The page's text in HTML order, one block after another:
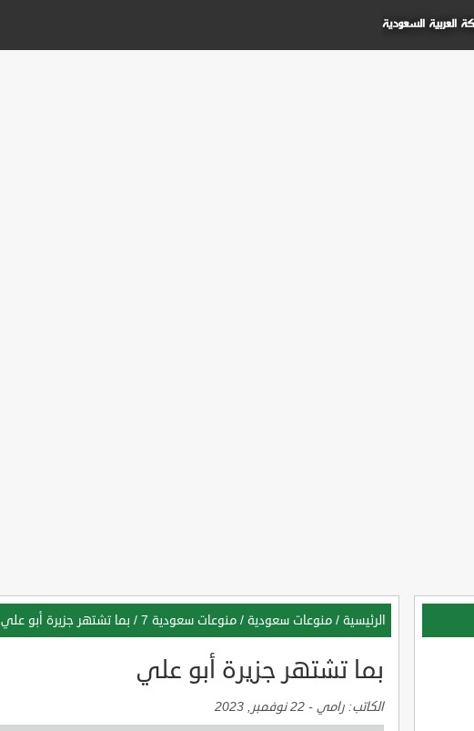
الرئيسية / منوعات سعودية / منوعات سعودية 7 / بما تشتهر جزيرة أبو علي
بما تشتهر جزيرة أبو علي
الكاتب: رامي - 22 نوفمبر, 2023